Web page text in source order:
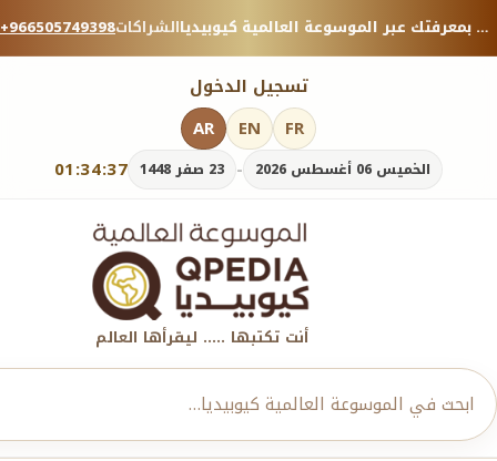
+966505749398الشراكات منصة معرفية موثوقة — شارك بمعرفتك عبر الموسوعة العالمية كيوبيديا.
تسجيل الدخول
01:34:38 الخميس 06 أغسطس 2026 - 23 صفر 1448
AR EN FR
أنت تكتبها ..... ليقرأها العالم